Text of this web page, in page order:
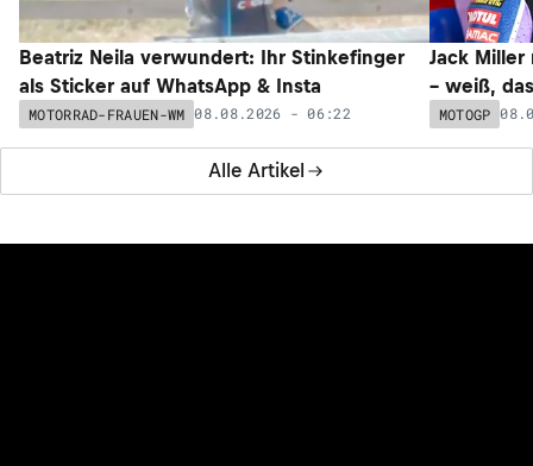
Alle Artikel
Beatriz Neila verwundert: Ihr Stinkefinger
als Sticker auf WhatsApp & Insta
MOTORRAD-FRAUEN-WM 08.08.2026 - 06:22
Jack
– weiß,
MOTOGP